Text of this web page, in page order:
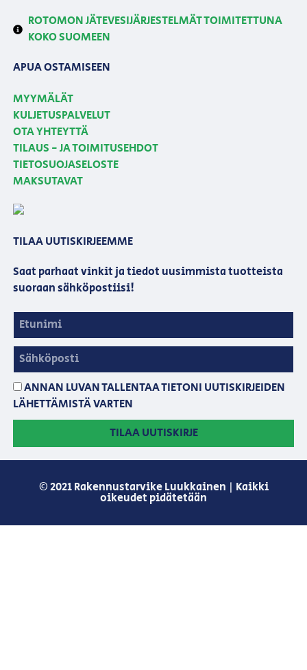
ROTOMON JÄTEVESIJÄRJESTELMÄT TOIMITETTUNA
KOKO SUOMEEN
APUA OSTAMISEEN
MYYMÄLÄT
KULJETUSPALVELUT
OTA YHTEYTTÄ
TILAUS - JA TOIMITUSEHDOT
TIETOSUOJASELOSTE
MAKSUTAVAT
TILAA UUTISKIRJEEMME
Saat parhaat vinkit ja tiedot uusimmista tuotteista
suoraan sähköpostiisi!
ANNAN LUVAN TALLENTAA TIETONI UUTISKIRJEIDEN
LÄHETTÄMISTÄ VARTEN
TILAA UUTISKIRJE
© 2021 Rakennustarvike Luukkainen | Kaikki
oikeudet pidätetään